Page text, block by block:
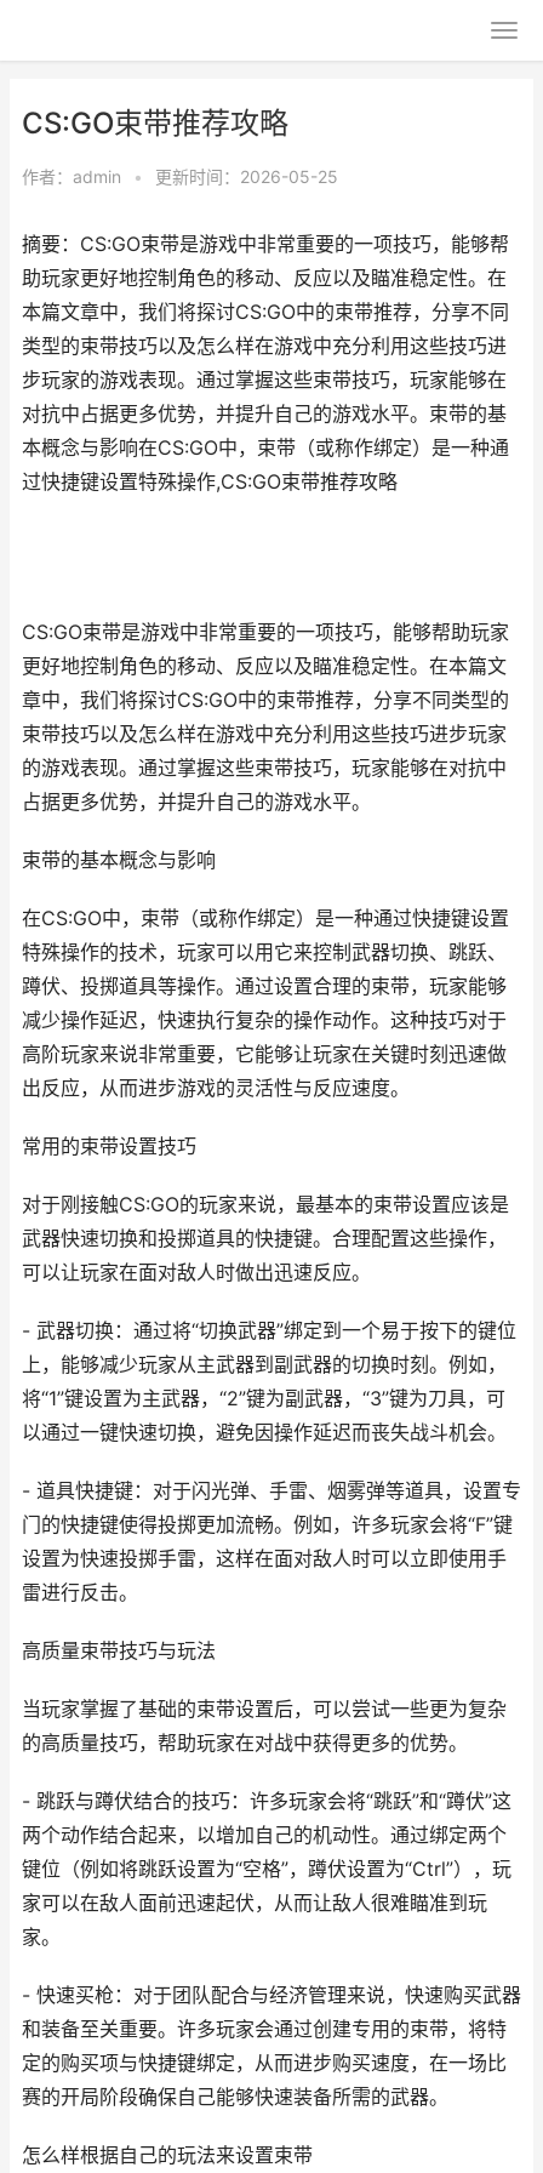
CS:GO束带推荐攻略
作者： admin • 更新时间：2026-05-25
摘要：CS:GO束带是游戏中非常重要的一项技巧，能够帮
助玩家更好地控制角色的移动、反应以及瞄准稳定性。在
本篇文章中，我们将探讨CS:GO中的束带推荐，分享不同
类型的束带技巧以及怎么样在游戏中充分利用这些技巧进
步玩家的游戏表现。通过掌握这些束带技巧，玩家能够在
对抗中占据更多优势，并提升自己的游戏水平。束带的基
本概念与影响在CS:GO中，束带（或称作绑定）是一种通
过快捷键设置特殊操作,CS:GO束带推荐攻略
CS:GO束带是游戏中非常重要的一项技巧，能够帮助玩家
更好地控制角色的移动、反应以及瞄准稳定性。在本篇文
章中，我们将探讨CS:GO中的束带推荐，分享不同类型的
束带技巧以及怎么样在游戏中充分利用这些技巧进步玩家
的游戏表现。通过掌握这些束带技巧，玩家能够在对抗中
占据更多优势，并提升自己的游戏水平。
束带的基本概念与影响
在CS:GO中，束带（或称作绑定）是一种通过快捷键设置
特殊操作的技术，玩家可以用它来控制武器切换、跳跃、
蹲伏、投掷道具等操作。通过设置合理的束带，玩家能够
减少操作延迟，快速执行复杂的操作动作。这种技巧对于
高阶玩家来说非常重要，它能够让玩家在关键时刻迅速做
出反应，从而进步游戏的灵活性与反应速度。
常用的束带设置技巧
对于刚接触CS:GO的玩家来说，最基本的束带设置应该是
武器快速切换和投掷道具的快捷键。合理配置这些操作，
可以让玩家在面对敌人时做出迅速反应。
- 武器切换：通过将“切换武器”绑定到一个易于按下的键位
上，能够减少玩家从主武器到副武器的切换时刻。例如，
将“1”键设置为主武器，“2”键为副武器，“3”键为刀具，可
以通过一键快速切换，避免因操作延迟而丧失战斗机会。
- 道具快捷键：对于闪光弹、手雷、烟雾弹等道具，设置专
门的快捷键使得投掷更加流畅。例如，许多玩家会将“F”键
设置为快速投掷手雷，这样在面对敌人时可以立即使用手
雷进行反击。
高质量束带技巧与玩法
当玩家掌握了基础的束带设置后，可以尝试一些更为复杂
的高质量技巧，帮助玩家在对战中获得更多的优势。
- 跳跃与蹲伏结合的技巧：许多玩家会将“跳跃”和“蹲伏”这
两个动作结合起来，以增加自己的机动性。通过绑定两个
键位（例如将跳跃设置为“空格”，蹲伏设置为“Ctrl”），玩
家可以在敌人面前迅速起伏，从而让敌人很难瞄准到玩
家。
- 快速买枪：对于团队配合与经济管理来说，快速购买武器
和装备至关重要。许多玩家会通过创建专用的束带，将特
定的购买项与快捷键绑定，从而进步购买速度，在一场比
赛的开局阶段确保自己能够快速装备所需的武器。
怎么样根据自己的玩法来设置束带